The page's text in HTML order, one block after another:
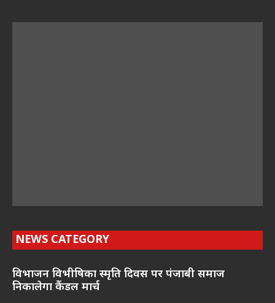
NEWS CATEGORY
विभाजन विभीषिका स्मृति दिवस पर पंजाबी समाज
निकालेगा कैंडल मार्च